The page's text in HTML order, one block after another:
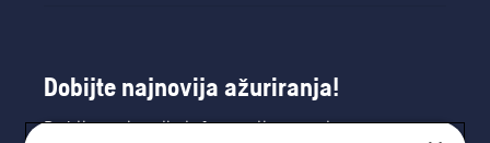
Dobijte najnovija ažuriranja!
Dobijte najnovije informacije o novim